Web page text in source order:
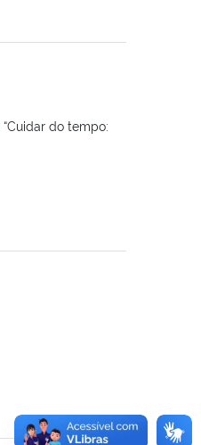
do tempo: